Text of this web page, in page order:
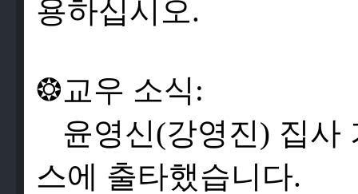
용하십시 오.
❂교우 소식 :
윤영신(강영진) 집사
스에 출타했습니 다.